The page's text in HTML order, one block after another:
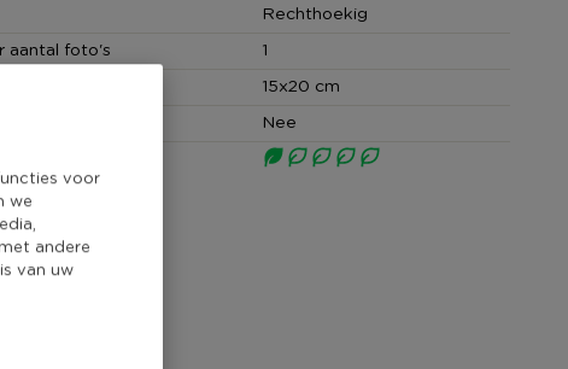
voor
we
andere
van uw
Rechthoekig
aantal foto's
1
15x20 cm
Nee